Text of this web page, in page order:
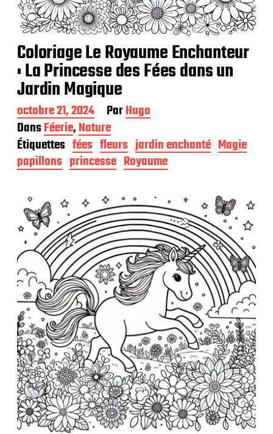
Coloriage Le Royaume Enchanteur
: La Princesse des Fées dans un
Jardin Magique
D
a
t
e
d
e
i
a
t
i
n
octobre 21, 2024 ParHugo
DansFéerie,Nature
Étiquettes fées fleurs jardin enchanté Magie
papillons princesse Royaume